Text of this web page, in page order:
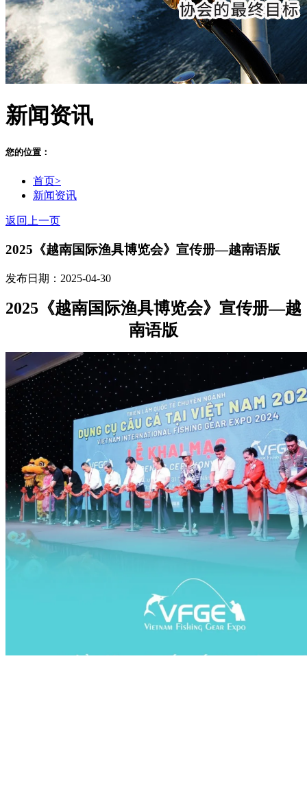
新闻资讯
您的位置：
首页>
新闻资讯
返回上一页
2025《越南国际渔具博览会》宣传册—越南语版
发布日期：2025-04-30
2025 《越南国际渔具博览会》宣传册—越
南语版